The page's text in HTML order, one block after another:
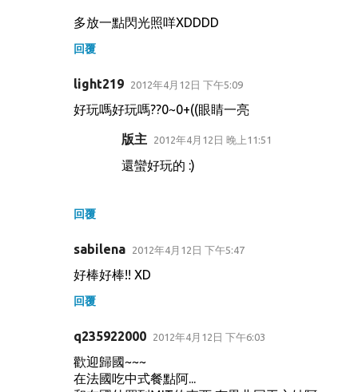
多放一點閃光照咩XDDDD
回覆
light219 2012年4月12日 下午5:09
好玩嗎好玩嗎??0~0+((眼睛一亮
回覆
版主 2012年4月12日 晚上11:51
還蠻好玩的 :)
sabilena 2012年4月12日 下午5:47
好棒好棒!! XD
回覆
q235922000 2012年4月12日 下午6:03
歡迎歸國~~~
在法國吃中式餐點阿...